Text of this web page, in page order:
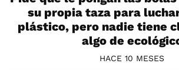
su propia taza para
plástico, pero nadie tiene
algo de
HACE 10 MESES